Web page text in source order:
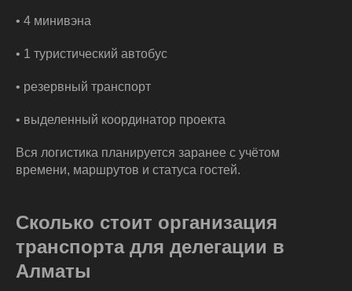
• 4 минивэна
• 1 туристический автобус
• резервный транспорт
• выделенный координатор проекта
Вся логистика планируется заранее с учётом
времени, маршрутов и статуса гостей.
Сколько стоит организация
транспорта для делегации в
Алматы